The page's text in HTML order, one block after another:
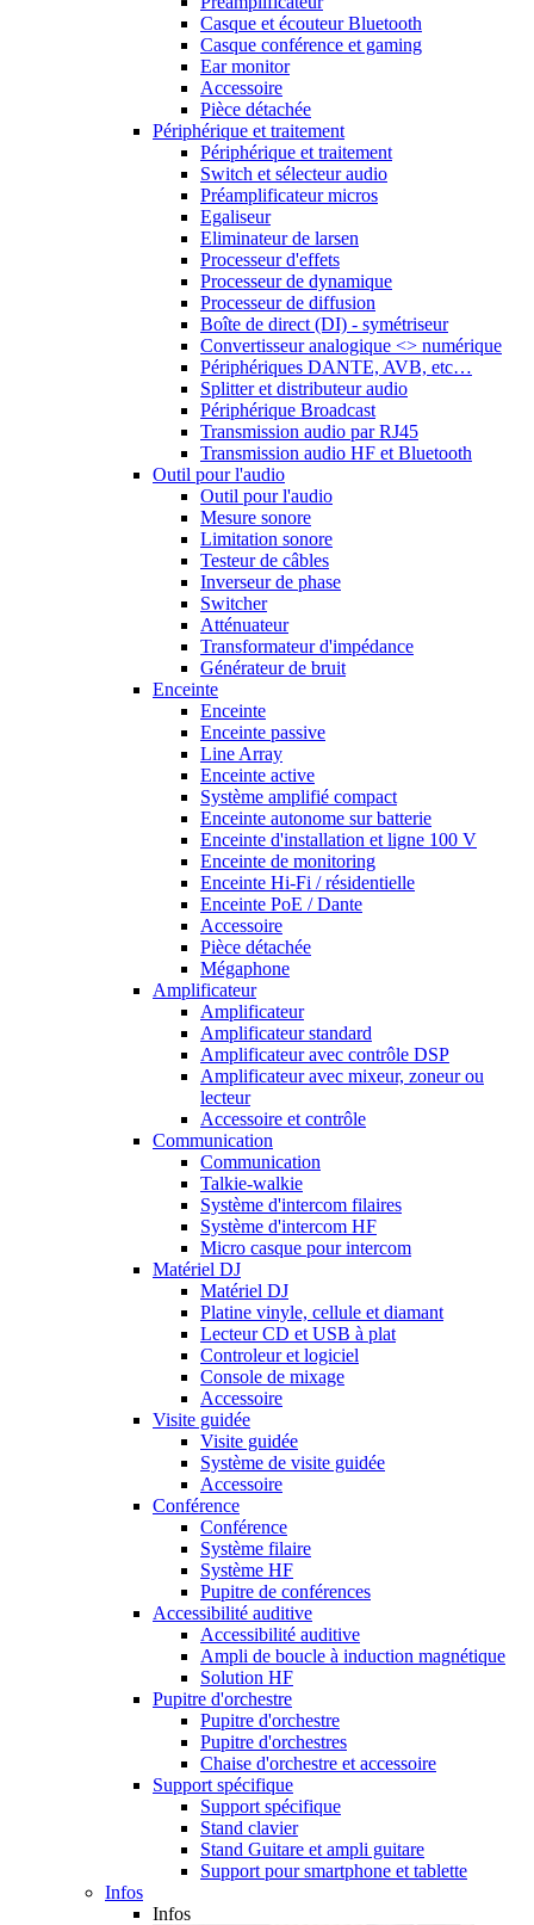
Casque et écouteur Bluetooth
Casque conférence et gaming
Ear monitor
Accessoire
Pièce détachée
Périphérique et traitement
Périphérique et traitement
Switch et sélecteur audio
Préamplificateur micros
Egaliseur
Eliminateur de larsen
Processeur d'effets
Processeur de dynamique
Processeur de diffusion
Boîte de direct (DI) - symétriseur
Convertisseur analogique <> numérique
Périphériques DANTE, AVB, etc…
Splitter et distributeur audio
Périphérique Broadcast
Transmission audio par RJ45
Transmission audio HF et Bluetooth
Outil pour l'audio
Outil pour l'audio
Mesure sonore
Limitation sonore
Testeur de câbles
Inverseur de phase
Switcher
Atténuateur
Transformateur d'impédance
Générateur de bruit
Enceinte
Enceinte
Enceinte passive
Line Array
Enceinte active
Système amplifié compact
Enceinte autonome sur batterie
Enceinte d'installation et ligne 100 V
Enceinte de monitoring
Enceinte Hi-Fi / résidentielle
Enceinte PoE / Dante
Accessoire
Pièce détachée
Mégaphone
Amplificateur
Amplificateur
Amplificateur standard
Amplificateur avec contrôle DSP
Amplificateur avec mixeur, zoneur ou
lecteur
Accessoire et contrôle
Communication
Communication
Talkie-walkie
Système d'intercom filaires
Système d'intercom HF
Micro casque pour intercom
Matériel DJ
Matériel DJ
Platine vinyle, cellule et diamant
Lecteur CD et USB à plat
Controleur et logiciel
Console de mixage
Accessoire
Visite guidée
Visite guidée
Système de visite guidée
Accessoire
Conférence
Conférence
Système filaire
Système HF
Pupitre de conférences
Accessibilité auditive
Accessibilité auditive
Ampli de boucle à induction magnétique
Solution HF
Pupitre d'orchestre
Pupitre d'orchestre
Pupitre d'orchestres
Chaise d'orchestre et accessoire
Support spécifique
Support spécifique
Stand clavier
Stand Guitare et ampli guitare
Support pour smartphone et tablette
Infos
Infos